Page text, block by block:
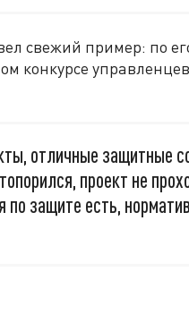
свежий пример: по
конкурсе
отличные защитные
проект не
по защите есть,